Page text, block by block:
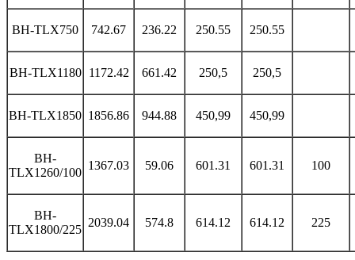
BH-TLX750 742.67 236.22 250.55 250.55
BH-TLX1180 1172.42 661.42 250,5 250,5
BH-TLX1850 1856.86 944.88 450,99 450,99
BH-
TLX1260/100
1367.03 59.06 601.31 601.31 100
BH-
TLX1800/225
2039.04 574.8 614.12 614.12 225